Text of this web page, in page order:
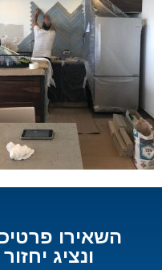
השאירו
ונציג